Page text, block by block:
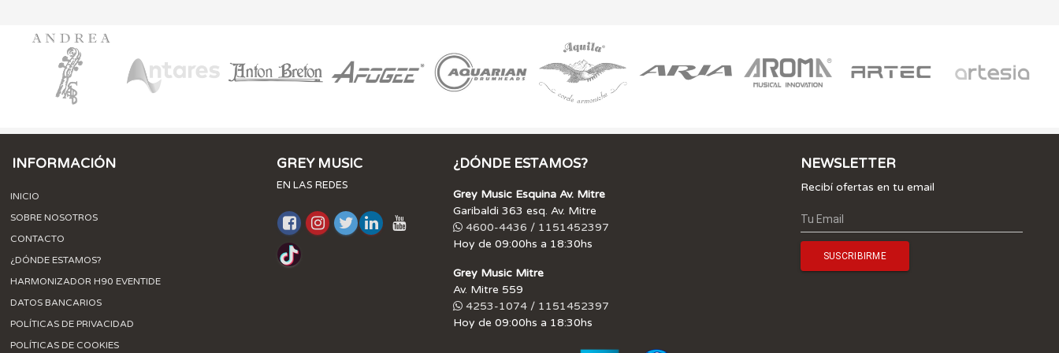
INFORMACIÓN
INICIO
SOBRE NOSOTROS
CONTACTO
¿DÓNDE ESTAMOS?
HARMONIZADOR H90 EVENTIDE
DATOS BANCARIOS
POLÍTICAS DE PRIVACIDAD
POLÍTICAS DE COOKIES
GREY MUSIC
EN LAS REDES
¿DÓNDE ESTAMOS?
Grey Music Esquina Av. Mitre
Garibaldi 363 esq. Av. Mitre
4600-4436 / 1151452397
Hoy de 09:00hs a 18:30hs
Grey Music Mitre
Av. Mitre 559
4253-1074 / 1151452397
Hoy de 09:00hs a 18:30hs
NEWSLETTER
Recibí ofertas en tu email